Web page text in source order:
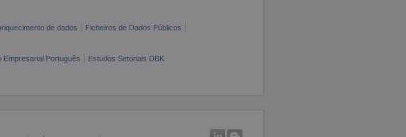
de dados
Ficheiros de Dados Públicos
Empresarial Português Estudos Setoriais DBK